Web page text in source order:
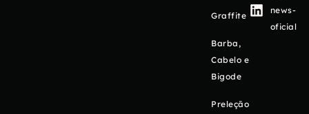
Graffite
Barba,
Cabelo e
Bigode
Preleção
news-
oficial